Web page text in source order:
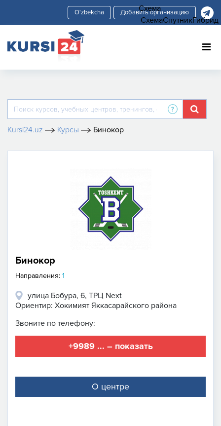
Добавить организацию
Kursi24.uz Курсы Бинокор
Бинокор
Направления: 1
улица Бобура, 6, ТРЦ Next
Ориентир: Хокимият Яккасарайского района
Звоните по телефону:
+9989 ... – показать
О центре
Схема
СхемаСпутникГибрид